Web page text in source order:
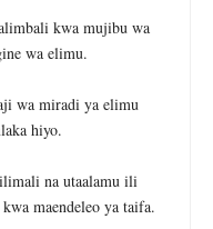
kwa mujibu wa
wa elimu.
wa miradi ya elimu
hiyo.
na utaalamu ili
maendeleo ya taifa.